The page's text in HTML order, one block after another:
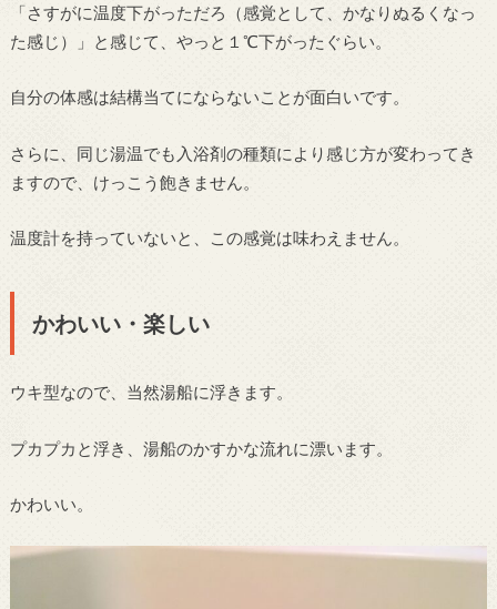
「さすがに温度下がっただろ（感覚として、かなりぬるくなっ
た感じ）」と感じて、やっと１℃下がったぐらい。
自分の体感は結構当てにならないことが面白いです。
さらに、同じ湯温でも入浴剤の種類により感じ方が変わってき
ますので、けっこう飽きません。
温度計を持っていないと、この感覚は味わえません。
かわいい・楽しい
ウキ型なので、当然湯船に浮きます。
プカプカと浮き、湯船のかすかな流れに漂います。
かわいい。